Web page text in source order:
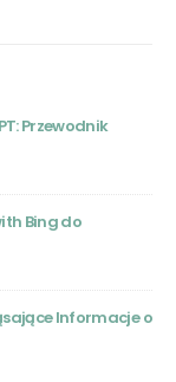
Przewodnik
Bing do
Informacje o